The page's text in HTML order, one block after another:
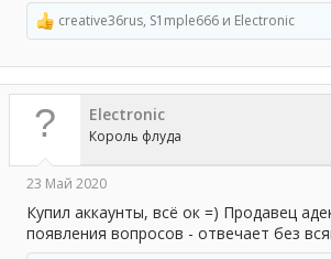
Р
е
а
к
ц
и
и
creative36rus, S1mple666 и Electronic
Electronic
Король флуда
23 Май 2020
Купил аккаунты, всё ок =) Продавец
появления вопросов - отвечает без